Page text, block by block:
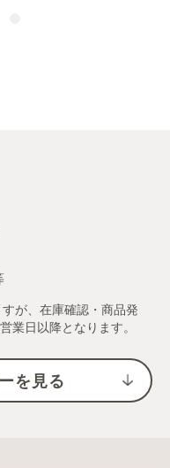
が、在庫確認・商品発
業日以降となります。
を見る